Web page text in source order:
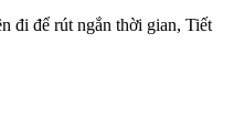
đi để rút ngắn thời gian, Tiết